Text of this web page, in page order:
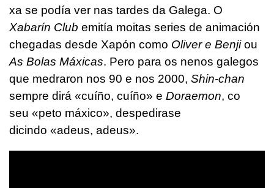
xa se podía ver nas tardes da Galega. O
Xabarín Club emitía moitas series de animación
chegadas desde Xapón como Oliver e Benjiou
As Bolas Máxicas. Pero para os nenos galegos
que medraron nos 90 e nos 2000, Shin-chan
sempre dirá «cuíño, cuíño» e Doraemon, co
seu «peto máxico», despedirase
dicindo «adeus, adeus».